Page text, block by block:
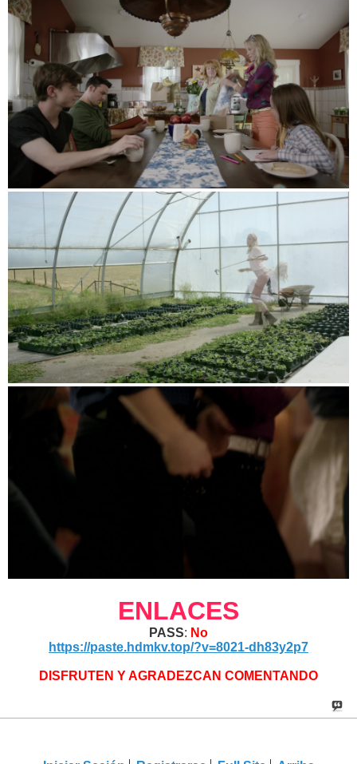
ENLACES
PASS: No
https://paste.hdmkv.top/?v=8021-dh83y2p7
DISFRUTEN Y AGRADEZCAN COMENTANDO